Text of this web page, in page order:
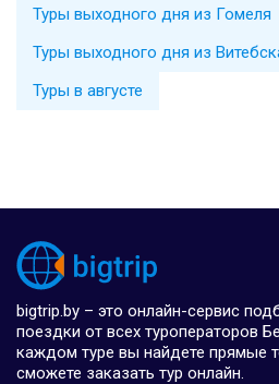
Туры выходного дня из Гомеля
Туры выходного дня из
Туры в августе
bigtrip.by – это онлайн-сервис
поездки от всех туроператоров
каждом туре вы найдете прямые
сможете заказать тур онлайн.